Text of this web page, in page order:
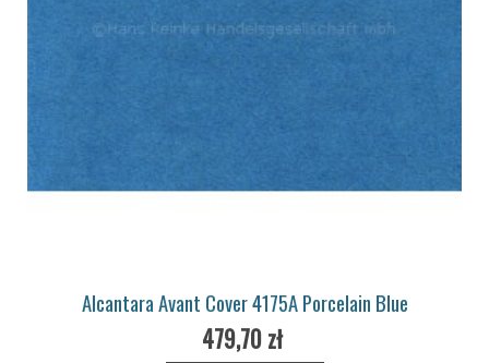
Alcantara Avant Cover 4175A Porcelain Blue
479,70 zł